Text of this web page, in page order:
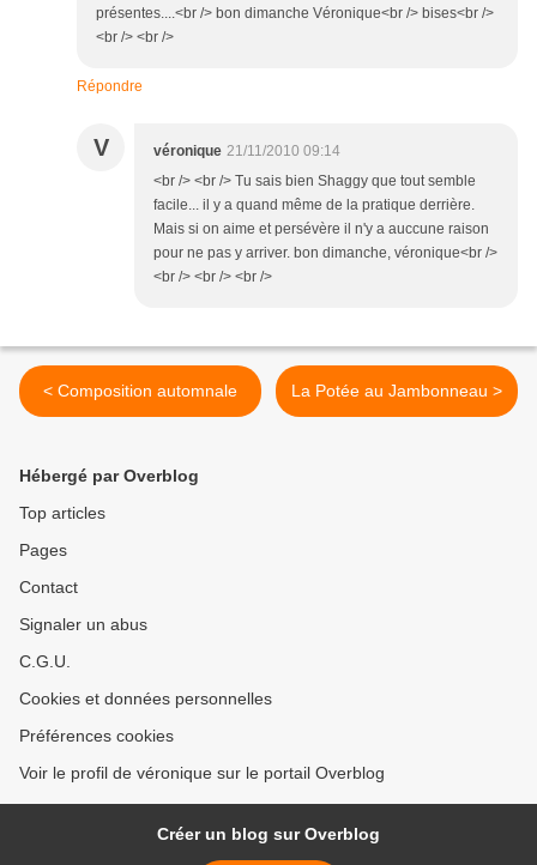
présentes....<br /> bon dimanche Véronique<br /> bises<br />
<br /> <br />
Répondre
V véronique 21/11/2010 09:14
<br /> <br /> Tu sais bien Shaggy que tout semble
facile... il y a quand même de la pratique derrière.
Mais si on aime et persévère il n'y a auccune raison
pour ne pas y arriver. bon dimanche, véronique<br />
<br /> <br /> <br />
< Composition automnale La Potée au Jambonneau >
Hébergé par Overblog
Top articles
Pages
Contact
Signaler un abus
C.G.U.
Cookies et données personnelles
Préférences cookies
Voir le profil de véronique sur le portail Overblog
Créer un blog sur Overblog